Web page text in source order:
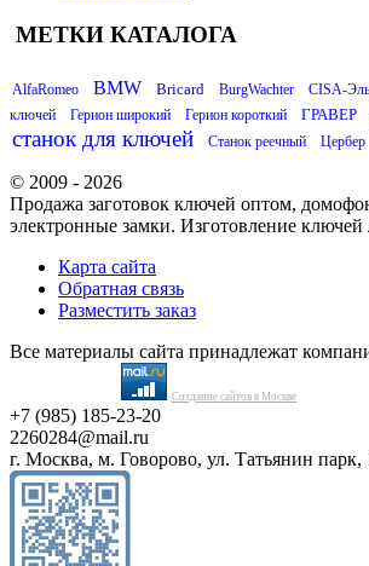
МЕТКИ КАТАЛОГА
AlfaRomeo BMW Bricard BurgWachter CISA-
ключей Герион широкий Герион короткий ГРАВЕР
станок для ключей Станок реечный Цербер
© 2009 - 2026
Продажа заготовок ключей оптом,
электронные замки. Изготовление
Карта сайта
Обратная связь
Разместить заказ
Все материалы сайта принадлежат
Создание сайтов в Москве
+7 (985) 185-23-20
2260284@mail.ru
г. Москва, м. Говорово, ул. Татьянин парк,